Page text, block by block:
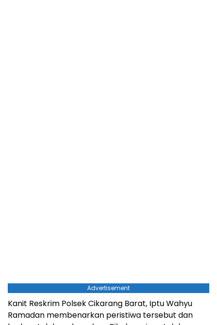
Advertisement
Kanit Reskrim Polsek Cikarang Barat, Iptu Wahyu
Ramadan membenarkan peristiwa tersebut dan